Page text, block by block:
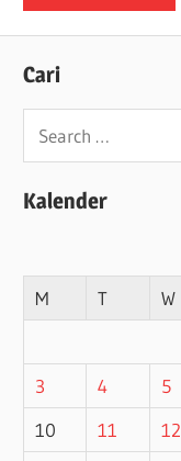
Cari
Kalender
M
T W
3
4 5
10
11 12